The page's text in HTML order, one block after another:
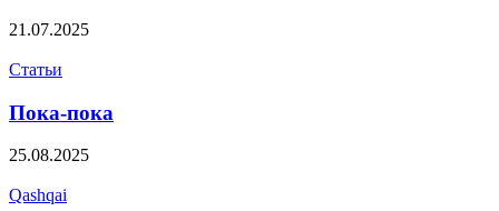
21.07.2025
Статьи
Пока-пока
25.08.2025
Qashqai